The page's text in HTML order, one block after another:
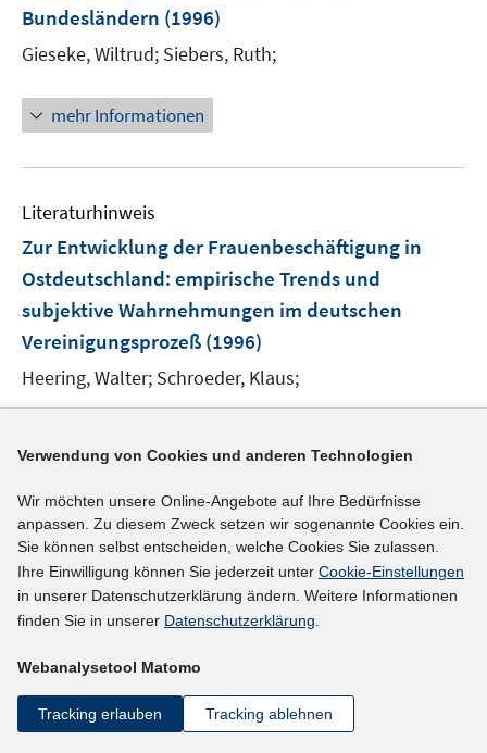
Bundesländern (1996)
Gieseke, Wiltrud; Siebers, Ruth;
mehr Informationen
Literaturhinweis
Zur Entwicklung der Frauenbeschäftigung in
Ostdeutschland: empirische Trends und
subjektive Wahrnehmungen im deutschen
Vereinigungsprozeß (1996)
Heering, Walter; Schroeder, Klaus;
Literaturhinweis
Erwerbstätigkeit von Frauen in Ost- und
Westdeutschland weiterhin von steigender
Bedeutung(1996)
Holst, Elke;Schupp, Jürgen
n
n
mehr Informationen
Verwendung von Cookies und anderen Technologien
Wir möchten unsere Online-Angebote auf Ihre Bedürfnisse
anpassen. Zu diesem Zweck setzen wir sogenannte Cookies ein.
Sie können selbst entscheiden, welche Cookies Sie zulassen.
Ihre Einwilligung können Sie jederzeit unter Cookie-Einstellungen
in unserer Datenschutzerklärung ändern. Weitere Informationen
finden Sie in unserer Datenschutzerklärung.
Webanalysetool Matomo
Tracking erlauben Tracking ablehnen